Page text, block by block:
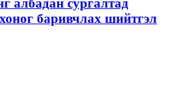
албадан сургалтад
баривчлах шийтгэл